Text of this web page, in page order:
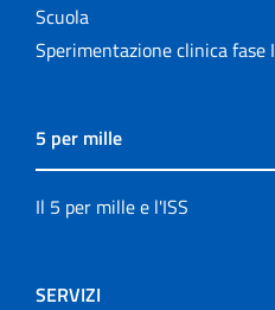
Scuola
Sperimentazione clinica fase I
5 per mille
Il 5 per mille e l'ISS
SERVIZI